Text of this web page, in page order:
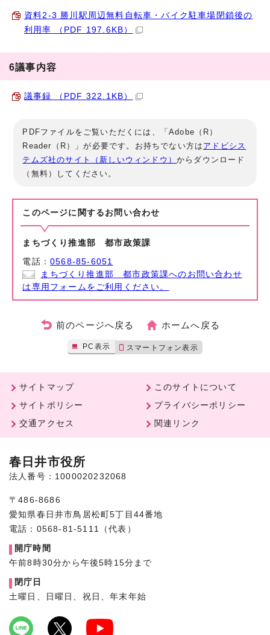
資料2-3 勝川駅周辺無料自転車・バイク駐車場閉鎖後の
利用率 （PDF 197.6KB）
6議事内容
議事録 （PDF 322.1KB）
PDFファイルをご覧いただくには、「Adobe（R）
Reader（R）」が必要です。お持ちでない方は アドビシス
テムズ社のサイト（新しいウィンドウ）からダウンロード
（無料）してください。
このページに関する お問い合わせ
まちづくり推進部 都市政策課
電話：0568-85-6051
まちづくり推進部 都市政策課へのお問い合わせ
は専用フォームをご利用ください。
前のページへ戻る ホームへ戻る
PC表示 スマートフォン表示
サイトマップ
このサイトについて
サイトポリシー
プライバシーポリシー
交通アクセス
関連リンク
春日井市役所
法人番号：1000020232068
〒486-8686
愛知県春日井市鳥居松町5丁目44番地
電話：0568-81-5111（代表）
開庁時間
午前8時30分から午後5時15分まで
閉庁日
土曜日、日曜日、祝日、年末年始